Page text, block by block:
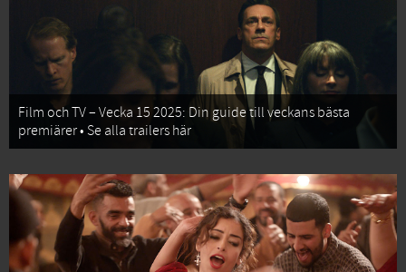
Film och TV – Vecka 15 2025: Din guide till veckans bästa
premiärer • Se alla trailers här